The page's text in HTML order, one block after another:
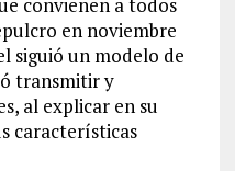
convienen a todos
en noviembre
siguió un modelo de
transmitir y
al explicar en su
características